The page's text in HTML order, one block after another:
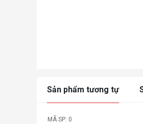
Sản phẩm tương tự
MÃ SP: 0